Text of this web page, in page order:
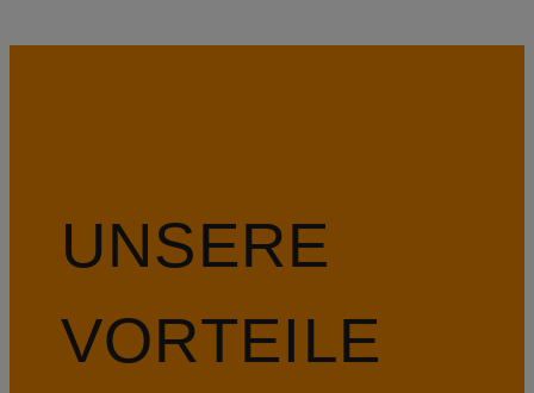
UNSERE
VORTEILE